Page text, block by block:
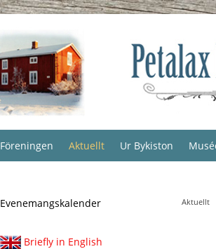
Föreningen Aktuellt Ur Bykiston
Evenemangskalender
Briefly in English
Aktuellt